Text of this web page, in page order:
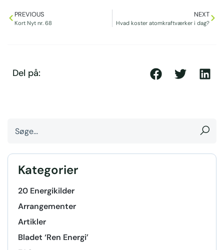
PREVIOUS
Kort Nyt nr. 68
NEXT
Hvad koster atomkraftværker i dag?
Del på:
Kategorier
20 Energikilder
Arrangementer
Artikler
Bladet ‘Ren Energi’